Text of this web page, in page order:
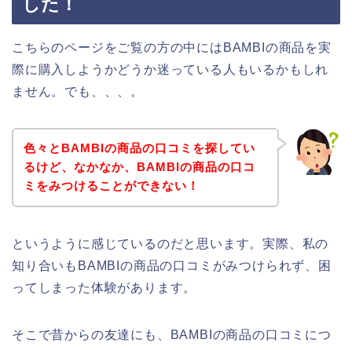
こちらのページをご覧の方の中にはBAMBIの商品を実
際に購入しようかどうか迷っている人もいるかもしれ
ません。でも、、、。
色々とBAMBIの商品の口コミを探してい
るけど、なかなか、BAMBIの商品の口コ
ミをみつけることができない！
というように感じているのだと思います。実際、私の
知り合いもBAMBIの商品の口コミがみつけられず、困
ってしまった体験があります。
そこで昔からの友達にも、BAMBIの商品の口コミにつ